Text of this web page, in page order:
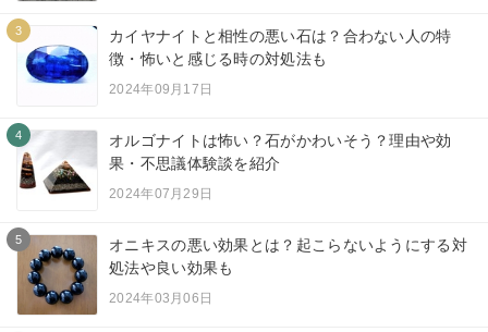
3
カイヤナイトと相性の悪い石は？合わない人の特
徴・怖いと感じる時の対処法も
2024年09月17日
4
オルゴナイトは怖い？石がかわいそう？理由や効
果・不思議体験談を紹介
2024年07月29日
5
オニキスの悪い効果とは？起こらないようにする対
処法や良い効果も
2024年03月06日